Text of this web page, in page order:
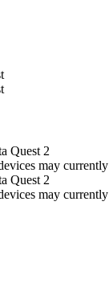
Quest 2
may
Quest 2
may